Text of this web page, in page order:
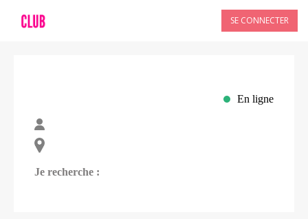
SE CONNECTER
En ligne
Je recherche :